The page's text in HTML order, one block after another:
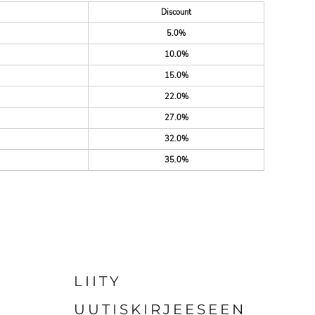
Discount
5.0%
10.0%
15.0%
22.0%
27.0%
32.0%
35.0%
LIITY
UUTISKIRJEESEEN